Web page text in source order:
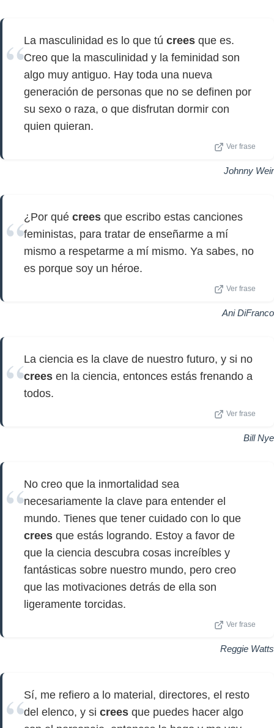
La masculinidad es lo que tú crees que es.
Creo que la masculinidad y la feminidad son
algo muy antiguo. Hay toda una nueva
generación de personas que no se definen por
su sexo o raza, o que disfrutan dormir con
quien quieran.
Ver frase
Johnny Weir
¿Por qué crees que escribo estas canciones
feministas, para tratar de enseñarme a mí
mismo a respetarme a mí mismo. Ya sabes, no
es porque soy un héroe.
Ver frase
Ani DiFranco
La ciencia es la clave de nuestro futuro, y si no
crees en la ciencia, entonces estás frenando a
todos.
Ver frase
Bill Nye
No creo que la inmortalidad sea
necesariamente la clave para entender el
mundo. Tienes que tener cuidado con lo que
crees que estás logrando. Estoy a favor de
que la ciencia descubra cosas increíbles y
fantásticas sobre nuestro mundo, pero creo
que las motivaciones detrás de ella son
ligeramente torcidas.
Ver frase
Reggie Watts
Sí, me refiero a lo material, directores, el resto
del elenco, y si crees que puedes hacer algo